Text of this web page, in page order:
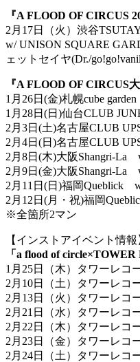
『A FLOOD OF CIRCUS
2月17日（火）渋谷
w/ UNISON SQUARE
ェットセイヤ(Dr./
『A FLOOD OF CIRCUS大
1月26日(金)札幌cube
1月28日(日)仙台CLUB
2月3日(土)名古屋CLUB
2月4日(日)名古屋CLUB
2月8日(木)大阪Shangri-La
2月9日(金)大阪Shangri-La
2月11日(日)福岡Queblick
2月12日(月・祝)福岡
※全箇所2マン
【インストアイベント情報
「a flood of
1月25日（木）タワーレ
2月10日（土）タワーレ
2月13日（火）タワーレ
2月21日（水）タワーレ
2月22日（木）タワーレ
2月23日（金）タワーレ
2月24日（土）タワーレ